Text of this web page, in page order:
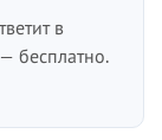
в
бесплатно.